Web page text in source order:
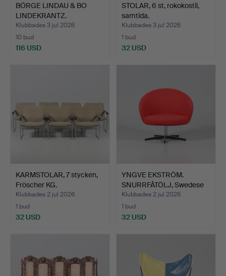
BÖRGE LINDAU & BO
LINDEKRANTZ.
BARSTOLAR, …
Klubbades 3 jul 2026
10 bud
116 USD
STOLAR, 6 st, rokokostil,
samtida.
Klubbades 3 jul 2026
1 bud
32 USD
KARMSTOLAR, 7 stycken,
Fröscher KG.
Klubbades 2 jul 2026
1 bud
32 USD
YNGVE EKSTRÖM.
SNURRFÅTÖLJ, Swedese
"Rondi…
Klubbades 2 jul 2026
1 bud
32 USD